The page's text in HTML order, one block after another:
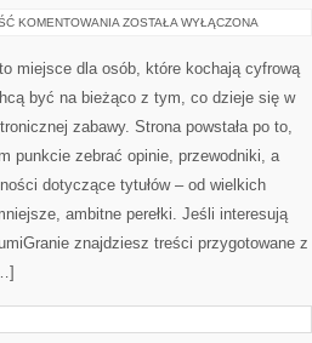
KOMENTOWANIA GRY
ZOSTAŁA WYŁĄCZONA
miejsce dla osób, które kochają cyfrową
być na bieżąco z tym, co dzieje się w
zabawy. Strona powstała po to,
punkcie zebrać opinie, przewodniki, a
dotyczące tytułów – od wielkich
ambitne perełki. Jeśli interesują
znajdziesz treści przygotowane z